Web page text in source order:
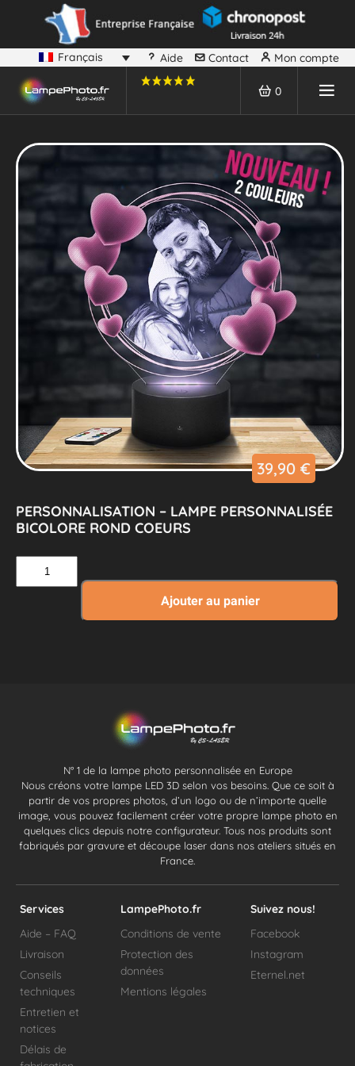
Français Aide Contact Mon compte
0
39,90 €
PERSONNALISATION – LAMPE PERSONNALISÉE
BICOLORE ROND COEURS
Ajouter au panier
N° 1 de la lampe photo personnalisée en Europe
Nous créons votre lampe LED 3D selon vos besoins. Que ce soit à
partir de vos propres photos, d’un logo ou de n’importe quelle
image, vous pouvez facilement créer votre propre lampe photo en
quelques clics depuis notre configurateur. Tous nos produits sont
fabriqués par gravure et découpe laser dans nos ateliers situés en
France.
Services
Aide – FAQ
Livraison
Conseils
techniques
Entretien et
notices
Délais de
LampePhoto.fr
Conditions de vente
Protection des
données
Mentions légales
Suivez nous!
Facebook
Instagram
Eternel.net